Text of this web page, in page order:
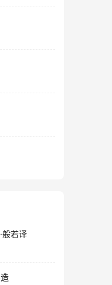
般若译